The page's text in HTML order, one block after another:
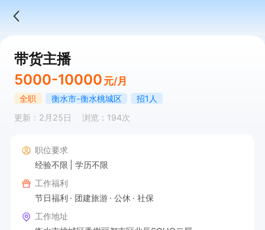
带货主播
5000-10000 元/月
全职 衡水市-衡水桃城区
招1人
更新：2月25日
浏览：194次
职位要求
经验不限
学历不限
工作福利
节日福利
团建旅游 公休
社保
工作地址